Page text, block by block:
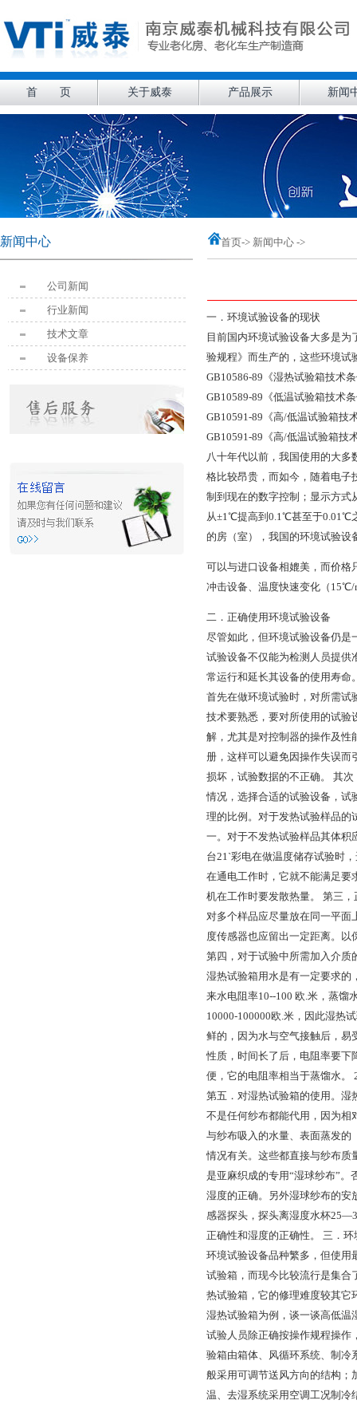
首 页 关于威泰 产品展示 新闻
新闻中心
公司新闻
行业新闻
技术文章
设备保养
首页-> 新闻中心 ->
一．环境试验设备的现状
目前国内环境试验设备大多是为
验规程》而生产的，这些环境
GB10586-89《湿热试验箱技术
GB10589-89《低温试验箱技术
GB10591-89《高/低温试验箱技
GB10591-89《高/低温试验箱技
八十年代以前，我国使用的大
格比较昂贵，而如今，随着电
制到现在的数字控制；显示方
从±1℃提高到0.1℃甚至于0.01℃
的房（室），我国的环境试验
可以与进口设备相媲美，而价格
冲击设备、温度快速变化（
二．正确使用环境试验设备
尽管如此，但环境试验设备仍
试验设备不仅能为检测人员提
常运行和延长其设备的使用寿命
首先在做环境试验时，对所需
技术要熟悉，要对所使用的试
解，尤其是对控制器的操作及
册，这样可以避免因操作失误
损坏，试验数据的不正确。 其
情况，选择合适的试验设备，
理的比例。对于发热试验样品
一。对于不发热试验样品其体
台21`彩电在做温度储存试验时
在通电工作时，它就不能满足
机在工作时要发散热量。 第三
对多个样品应尽量放在同一平
度传感器也应留出一定距离。以
第四，对于试验中所需加入介
湿热试验箱用水是有一定要求的
来水电阻率10--100 欧.米，蒸馏
10000-100000欧.米，因此湿热
鲜的，因为水与空气接触后，
性质，时间长了后，电阻率要
便，它的电阻率相当于蒸馏水。
第五．对湿热试验箱的使用。湿
不是任何纱布都能代用，因为
与纱布吸入的水量、表面蒸发的
情况有关。这些都直接与纱布
是亚麻织成的专用“湿球纱布”
湿度的正确。另外湿球纱布的安
感器探头，探头离湿度水杯
正确性和湿度的正确性。 三．
环境试验设备品种繁多，但使
试验箱，而现今比较流行是集
热试验箱，它的修理难度较其
湿热试验箱为例，谈一谈高低温
试验人员除正确按操作规程操
验箱由箱体、风循环系统、制
般采用可调节送风方向的结构
温、去湿系统采用空调工况制